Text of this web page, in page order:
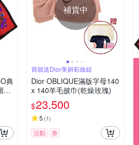
典
-
補貨中
買就送Dior美妍彩妝組
Dior OBLIQUE滿版字母140
x 140羊毛披巾(乾燥玫瑰)
$23,500
5 (1)
活動 券